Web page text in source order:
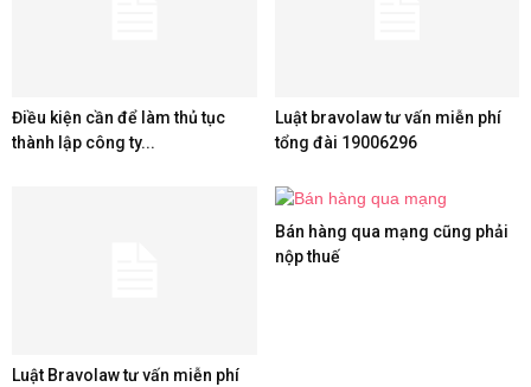
Điều kiện cần để làm thủ tục
thành lập công ty...
Luật bravolaw tư vấn miễn phí
tổng đài 19006296
Luật Bravolaw tư vấn miễn phí
Bán hàng qua mạng cũng phải
nộp thuế